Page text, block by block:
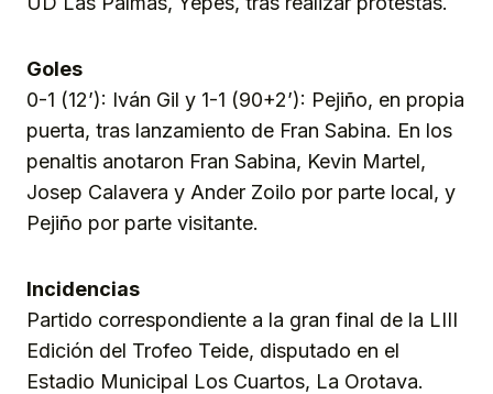
Goles
0-1 (12’): Iván Gil y 1-1 (90+2’): Pejiño, en propia
puerta, tras lanzamiento de Fran Sabina. En los
penaltis anotaron Fran Sabina, Kevin Martel,
Josep Calavera y Ander Zoilo por parte local, y
Pejiño por parte visitante.
Incidencias
Partido correspondiente a la gran final de la LIII
Edición del Trofeo Teide, disputado en el
Estadio Municipal Los Cuartos, La Orotava.